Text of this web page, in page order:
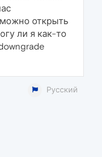
открыть
ли я как-то
Русский